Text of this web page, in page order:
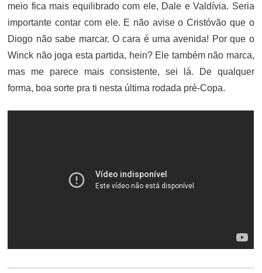
meio fica mais equilibrado com ele, Dale e Valdívia. Seria
importante contar com ele. E não avise o Cristóvão que o
Diogo não sabe marcar. O cara é uma avenida! Por que o
Winck não joga esta partida, hein? Ele também não marca,
mas me parece mais consistente, sei lá. De qualquer
forma, boa sorte pra ti nesta última rodada pré-Copa.